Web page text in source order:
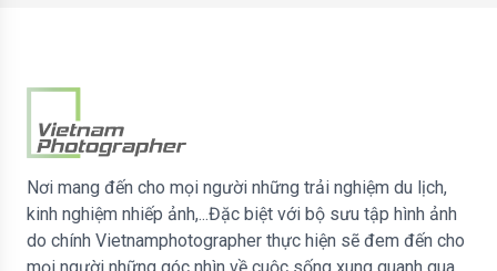
Nơi mang đến cho mọi người những trải nghiệm du lịch,
kinh nghiệm nhiếp ảnh,...Đặc biệt với bộ sưu tập hình ảnh
do chính Vietnamphotographer thực hiện sẽ đem đến cho